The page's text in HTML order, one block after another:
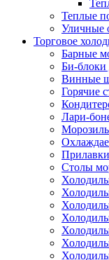
Теплые
Уличные
Торговое
Барные
Би-блоки
Винные
Горячие
Лари-
Столы